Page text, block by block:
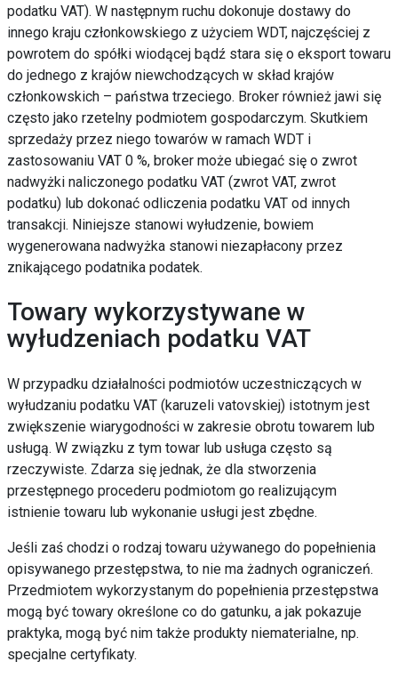
podatku VAT). W następnym ruchu dokonuje dostawy do
innego kraju członkowskiego z użyciem WDT, najczęściej z
powrotem do spółki wiodącej bądź stara się o eksport towaru
do jednego z krajów niewchodzących w skład krajów
członkowskich – państwa trzeciego. Broker również jawi się
często jako rzetelny podmiotem gospodarczym. Skutkiem
sprzedaży przez niego towarów w ramach WDT i
zastosowaniu VAT 0 %, broker może ubiegać się o zwrot
nadwyżki naliczonego podatku VAT (zwrot VAT, zwrot
podatku) lub dokonać odliczenia podatku VAT od innych
transakcji. Niniejsze stanowi wyłudzenie, bowiem
wygenerowana nadwyżka stanowi niezapłacony przez
znikającego podatnika podatek.
Towary wykorzystywane w
wyłudzeniach podatku VAT
W przypadku działalności podmiotów uczestniczących w
wyłudzaniu podatku VAT (karuzeli vatovskiej) istotnym jest
zwiększenie wiarygodności w zakresie obrotu towarem lub
usługą. W związku z tym towar lub usługa często są
rzeczywiste. Zdarza się jednak, że dla stworzenia
przestępnego procederu podmiotom go realizującym
istnienie towaru lub wykonanie usługi jest zbędne.
Jeśli zaś chodzi o rodzaj towaru używanego do popełnienia
opisywanego przestępstwa, to nie ma żadnych ograniczeń.
Przedmiotem wykorzystanym do popełnienia przestępstwa
mogą być towary określone co do gatunku, a jak pokazuje
praktyka, mogą być nim także produkty niematerialne, np.
specjalne certyfikaty.